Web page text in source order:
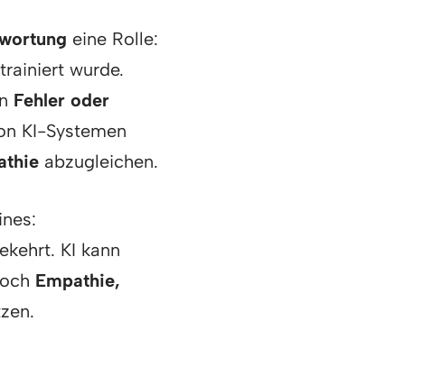
eine Rolle:
wurde.
Fehler oder
KI-Systemen
abzugleichen.
KI kann
Empathie,